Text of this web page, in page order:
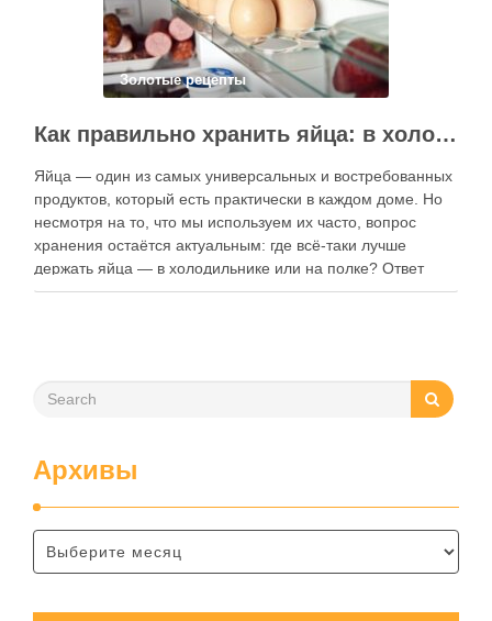
Золотые рецепты
Как правильно хранить яйца: в холодильнике или на полке?
Яйца — один из самых универсальных и востребованных
продуктов, который есть практически в каждом доме. Но
несмотря на то, что мы используем их часто, вопрос
хранения остаётся актуальным: где всё-таки лучше
держать яйца — в холодильнике или на полке? Ответ
зависит от нескольких факторов, включая температуру
Архивы